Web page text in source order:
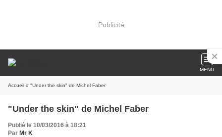
Publicité
MENU
Accueil » "Under the skin" de Michel Faber
"Under the skin" de Michel Faber
Publié le 10/03/2016 à 18:21
Par Mr K